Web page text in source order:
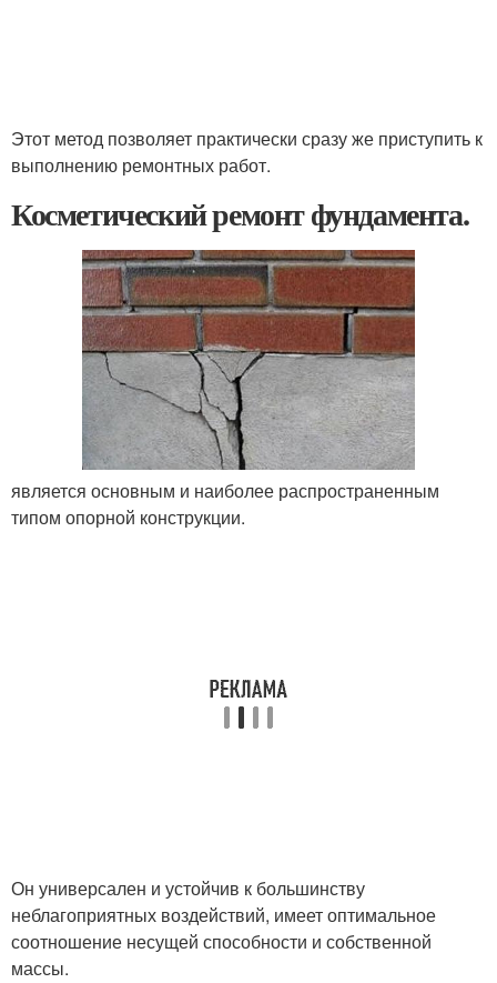
Этот метод позволяет практически сразу же приступить к
выполнению ремонтных работ.
Косметический ремонт фундамента.
является основным и наиболее распространенным
типом опорной конструкции.
Он универсален и устойчив к большинству
неблагоприятных воздействий, имеет оптимальное
соотношение несущей способности и собственной
массы.